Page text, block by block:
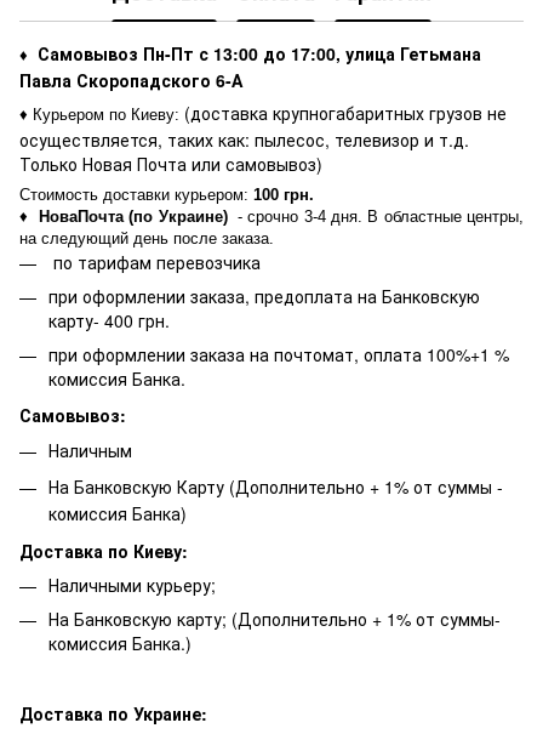
♦
Самовывоз Пн-Пт с 13:00 до 17:00, улица Гетьмана
Павла Скоропадского 6-А
♦ Курьером по Киеву: (доставка крупногабаритных грузов не
осуществляется, таких как: пылесос, телевизор и т.д.
Только Новая Почта или самовывоз)
Стоимость доставки курьером: 100 грн.
♦ НоваПочта (по Украине)- срочно 3-4 дня. В областные центры,
на следующий день после заказа.
по тарифам перевозчика
при оформлении заказа, предоплата на Банковскую
карту- 400 грн.
при оформлении заказа на почтомат, оплата 100%+1 %
комиссия Банка.
Самовывоз:
Наличным
На Банковскую Карту (Дополнительно + 1% от суммы -
комиссия Банка)
Доставка по Киеву:
Наличными курьеру;
На Банковскую карту; (Дополнительно + 1% от суммы-
комиссия Банка.)
Доставка по Украине: